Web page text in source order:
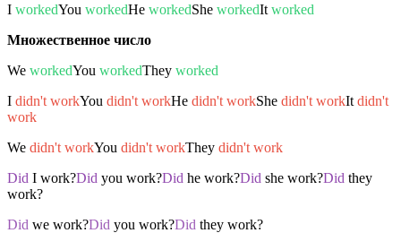
I workedYou workedHe workedShe workedIt worked
Множественное число
We workedYou workedThey worked
I didn't workYou didn't workHe didn't workShe didn't workIt didn't
work
We didn't workYou didn't workThey didn't work
Did I work?Did you work?Did he work?Did she work?Did they
work?
Did we work?Did you work?Did they work?